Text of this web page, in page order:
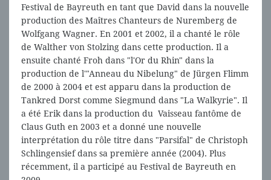
Festival de Bayreuth en tant que David dans la nouvelle
production des Maîtres Chanteurs de Nuremberg de
Wolfgang Wagner. En 2001 et 2002, il a chanté le rôle
de Walther von Stolzing dans cette production. Il a
ensuite chanté Froh dans "l'Or du Rhin" dans la
production de l'"Anneau du Nibelung" de Jürgen Flimm
de 2000 à 2004 et est apparu dans la production de
Tankred Dorst comme Siegmund dans "La Walkyrie". Il
a été Erik dans la production du Vaisseau fantôme de
Claus Guth en 2003 et a donné une nouvelle
interprétation du rôle titre dans "Parsifal" de Christoph
Schlingensief dans sa première année (2004). Plus
récemment, il a participé au Festival de Bayreuth en